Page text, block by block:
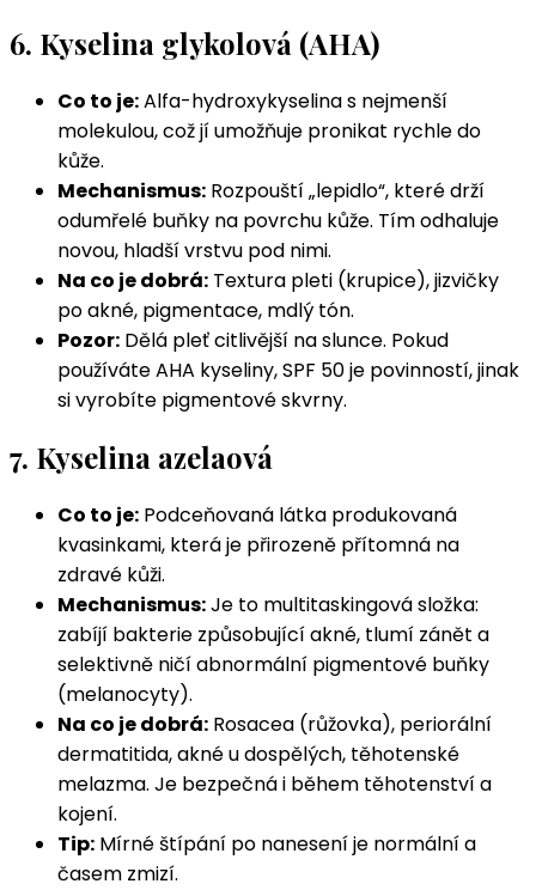
6. Kyselina glykolová (AHA)
Co to je:Alfa-hydroxykyselina s nejmenší
molekulou, což jí umožňuje pronikat rychle do
kůže.
Mechanismus: Rozpouští „lepidlo“, které drží
odumřelé buňky na povrchu kůže. Tím odhaluje
novou, hladší vrstvu pod nimi.
Na co je dobrá: Textura pleti (krupice), jizvičky
po akné, pigmentace, mdlý tón.
Pozor: Dělá pleť citlivější na slunce. Pokud
používáte AHA kyseliny, SPF 50 je povinností, jinak
si vyrobíte pigmentové skvrny.
7. Kyselina azelaová
Co to je: Podceňovaná látka produkovaná
kvasinkami, která je přirozeně přítomná na
zdravé kůži.
Mechanismus:Je to multitaskingová složka:
zabíjí bakterie způsobující akné, tlumí zánět a
selektivně ničí abnormální pigmentové buňky
(melanocyty).
Na co je dobrá: Rosacea (růžovka), periorální
dermatitida, akné u dospělých, těhotenské
melazma. Je bezpečná i během těhotenství a
kojení.
Tip: Mírné štípání po nanesení je normální a
časem zmizí.